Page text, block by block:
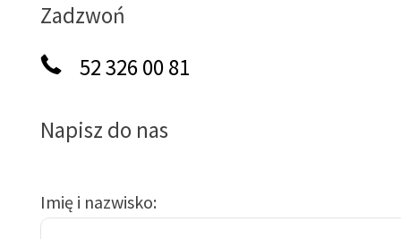
Zadzwoń
52 326 00 81
Napisz do nas
Imię i nazwisko